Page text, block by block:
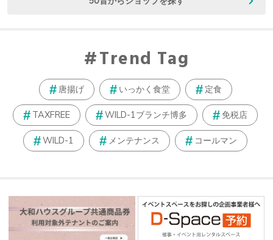
Trend Tag
唐揚げ いっかく食堂 定食
TAXFREE WILD-1ブランチ博多 免税店
WILD-1 メンテナンス コールマン